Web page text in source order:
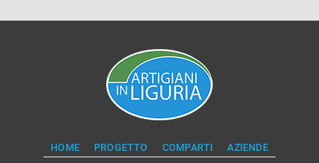
HOME PROGETTO COMPARTI
AZIENDE